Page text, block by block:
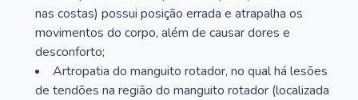
nas costas) possui posição errada e atrapalha os
movimentos do corpo, além de causar dores e
desconforto;
Artropatia do manguito rotador, no qual há lesões
de tendões na região do manguito rotador (localizada